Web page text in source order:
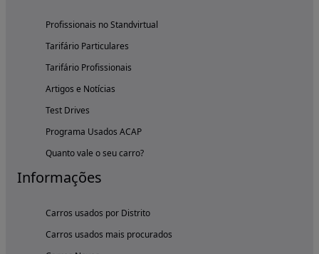
Profissionais no Standvirtual
Tarifário Particulares
Tarifário Profissionais
Artigos e Notícias
Test Drives
Programa Usados ACAP
Quanto vale o seu carro?
Informações
Carros usados por Distrito
Carros usados mais procurados